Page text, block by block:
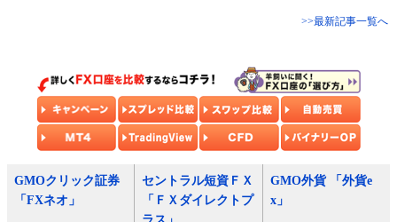
>>最新記事一覧へ
GMOクリック証券
「FXネオ」
セントラル短資ＦＸ
「ＦＸダイレクトプ
GMO外貨 「外貨e
x」